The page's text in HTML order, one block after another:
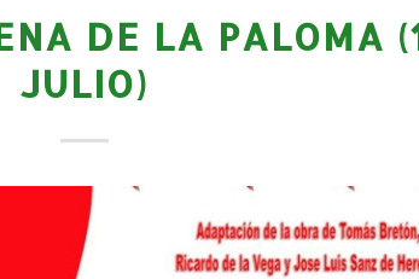
DE LA PALOMA
JULIO)